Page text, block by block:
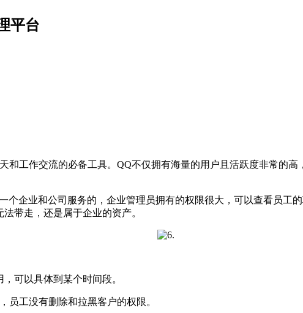
平台
工作交流的必备工具。QQ不仅拥有海量的用户且活跃度非常的高
企业和公司服务的，企业管理员拥有的权限很大，可以查看员工
带走，还是属于企业的资产。
可以具体到某个时间段。
工没有删除和拉黑客户的权限。